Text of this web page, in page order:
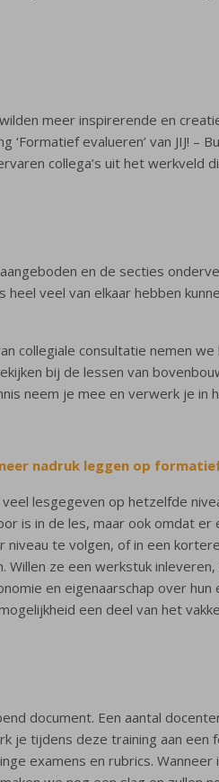
meer inspirerende en
evalueren’ van JIJ! –
collega’s uit het werkveld
en de secties
veel van elkaar hebben
collegiale consultatie nemen
bij de lessen van
neem je mee en verwerk je in
nadruk leggen op
lesgegeven op hetzelfde
is in de les, maar ook omdat
te volgen, of in een
ze een werkstuk
en eigenaarschap over
een deel van het
document. Een aantal
je tijdens deze training aan een
examens en rubrics.